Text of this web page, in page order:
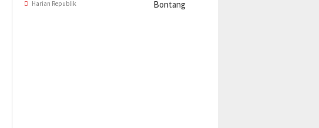
Harian Republik